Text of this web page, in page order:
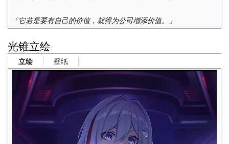
「它若是要有自己的价值，就得为公司增添价值。」
光锥立绘
立绘 壁纸